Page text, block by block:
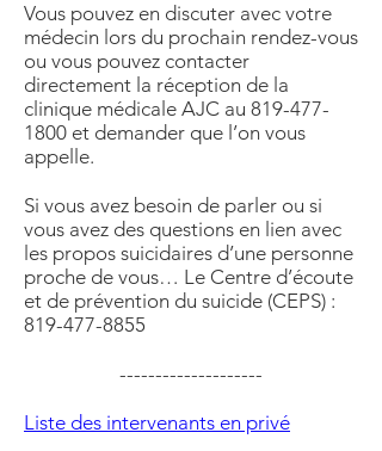
Vous pouvez en discuter avec votre
médecin lors du prochain rendez-vous
ou vous pouvez contacter
directement la réception de la
clinique médicale AJC au 819-477-
1800 et demander que l’on vous
appelle.
Si vous avez besoin de parler ou si
vous avez des questions en lien avec
les propos suicidaires d’une personne
proche de vous… Le Centre d’écoute
et de prévention du suicide (CEPS) :
819-477-8855
--------------------
Liste des intervenants en privé